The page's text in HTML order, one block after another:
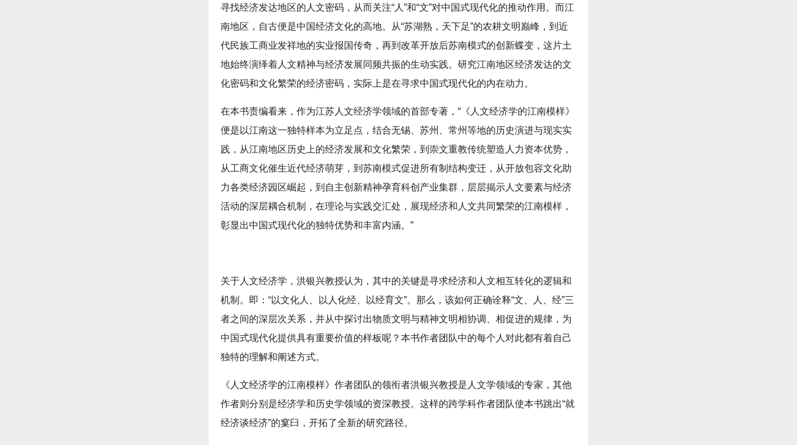
寻找经济发达地区的人文密码，从而关注“人”和“文”对中国式现代化的推动作用。而江
南地区，自古便是中国经济文化的高地。从“苏湖熟，天下足”的农耕文明巅峰，到近
代民族工商业发祥地的实业报国传奇，再到改革开放后苏南模式的创新蝶变，这片土
地始终演绎着人文精神与经济发展同频共振的生动实践。研究江南地区经济发达的文
化密码和文化繁荣的经济密码，实际上是在寻求中国式现代化的内在动力。
在本书责编看来，作为江苏人文经济学领域的首部专著，“《人文经济学的江南模样》
便是以江南这一独特样本为立足点，结合无锡、苏州、常州等地的历史演进与现实实
践，从江南地区历史上的经济发展和文化繁荣，到崇文重教传统塑造人力资本优势，
从工商文化催生近代经济萌芽，到苏南模式促进所有制结构变迁，从开放包容文化助
力各类经济园区崛起，到自主创新精神孕育科创产业集群，层层揭示人文要素与经济
活动的深层耦合机制，在理论与实践交汇处，展现经济和人文共同繁荣的江南模样，
彰显出中国式现代化的独特优势和丰富内涵。”
关于人文经济学，洪银兴教授认为，其中的关键是寻求经济和人文相互转化的逻辑和
机制。即：“以文化人、以人化经、以经育文”。那么，该如何正确诠释“文、人、经”三
者之间的深层次关系，并从中探讨出物质文明与精神文明相协调、相促进的规律，为
中国式现代化提供具有重要价值的样板呢？本书作者团队中的每个人对此都有着自己
独特的理解和阐述方式。
《人文经济学的江南模样》作者团队的领衔者洪银兴教授是人文学领域的专家，其他
作者则分别是经济学和历史学领域的资深教授。这样的跨学科作者团队使本书跳出“就
经济谈经济”的窠臼，开拓了全新的研究路径。